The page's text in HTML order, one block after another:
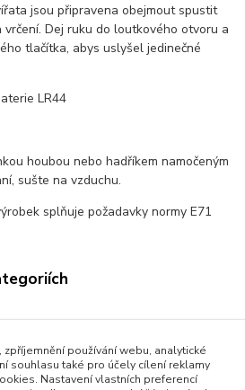
jsou připravena obejmout spustit
Dej ruku do loutkového otvoru a
tlačítka, abys uslyšel jedinečné
LR44
houbou nebo hadříkem namočeným
sušte na vzduchu.
splňuje požadavky normy E71
zpříjemnění používání webu, analytické
souhlasu také pro účely cílení reklamy
Nastavení vlastních preferencí